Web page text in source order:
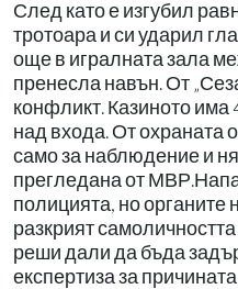
След като е изгубил
тротоара и си ударил
още в игралната зала
пренесла навън. От
конфликт. Казиното има
над входа. От охраната
само за наблюдение и
прегледана от
полицията, но органите
разкрият
реши дали да бъда
експертиза за